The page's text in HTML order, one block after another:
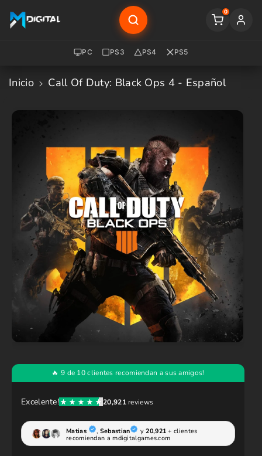
Contenido
0
PC PS3 PS4 PS5
Inicio Call Of Duty: Black Ops 4 - Español
Saltar A
Producto